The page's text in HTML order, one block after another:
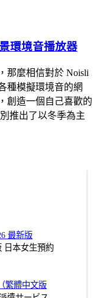
環境音播放器
那麼相信對於 Noisli
種模擬環境音的網
創造一個自己喜歡的
推出了以冬季為主
最新版
日本女生預約
繁體中文版